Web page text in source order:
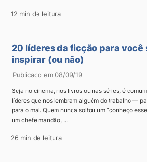
12 min de leitura
20 líderes da ficção para você
inspirar (ou não)
Publicado em 08/09/19
Seja no cinema, nos livros ou nas séries, é
líderes que nos lembram alguém do trabalho —
para o mal. Quem nunca soltou um “conheço
um chefe mandão, ...
26 min de leitura